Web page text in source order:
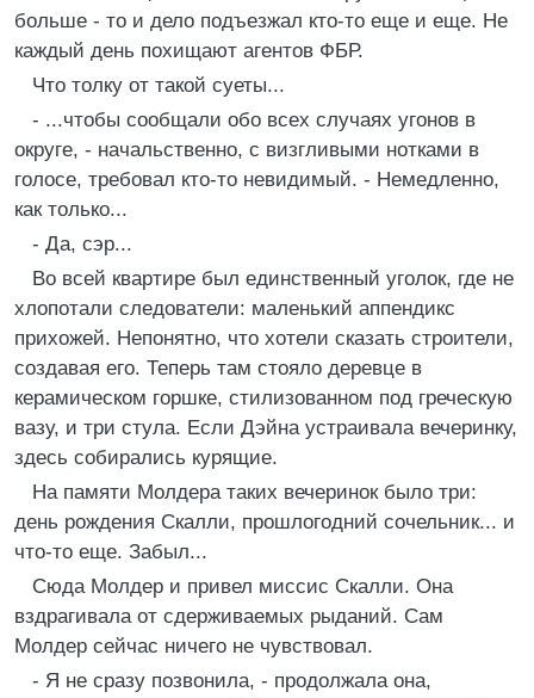
больше - то и дело подъезжал кто-то еще и еще. Не
каждый день похищают агентов ФБР.
Что толку от такой суеты...
- ...чтобы сообщали обо всех случаях угонов в
округе, - начальственно, с визгливыми нотками в
голосе, требовал кто-то невидимый. - Немедленно,
как только...
- Да, сэр...
Во всей квартире был единственный уголок, где не
хлопотали следователи: маленький аппендикс
прихожей. Непонятно, что хотели сказать строители,
создавая его. Теперь там стояло деревце в
керамическом горшке, стилизованном под греческую
вазу, и три стула. Если Дэйна устраивала вечеринку,
здесь собирались курящие.
На памяти Молдера таких вечеринок было три:
день рождения Скалли, прошлогодний сочельник... и
что-то еще. Забыл...
Сюда Молдер и привел миссис Скалли. Она
вздрагивала от сдерживаемых рыданий. Сам
Молдер сейчас ничего не чувствовал.
- Я не сразу позвонила, - продолжала она,